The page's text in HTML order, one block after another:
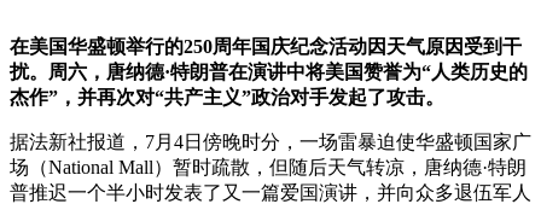
在美国华盛顿举行的250周年国庆纪念活动因天气原因受到干
扰。周六，唐纳德·特朗普在演讲中将美国赞誉为“人类历史的
杰作”，并再次对“共产主义”政治对手发起了攻击。
据法新社报道，7月4日傍晚时分，一场雷暴迫使华盛顿国家广
场（National Mall）暂时疏散，但随后天气转凉，唐纳德·特朗
普推迟一个半小时发表了又一篇爱国演讲，并向众多退伍军人